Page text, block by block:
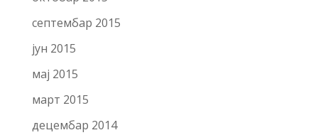
септембар 2015
јун 2015
мај 2015
март 2015
децембар 2014